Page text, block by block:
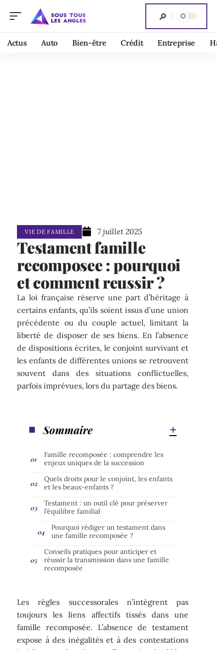
Actus Auto Bien-être Crédit Entreprise
VIE DE FAMILLE 7 juillet 2025
Testament famille
recomposee : pourquoi
et comment reussir ?
La loi française réserve une part d’héritage à
certains enfants, qu’ils soient issus d’une union
précédente ou du couple actuel, limitant la
liberté de disposer de ses biens. En l’absence
de dispositions écrites, le conjoint survivant et
les enfants de différentes unions se retrouvent
souvent dans des situations conflictuelles,
parfois imprévues, lors du partage des biens.
Sommaire
Famille recomposée : comprendre les
enjeux uniques de la succession
Quels droits pour le conjoint, les enfants
et les beaux-enfants ?
Testament : un outil clé pour préserver
l’équilibre familial
Pourquoi rédiger un testament dans
une famille recomposée ?
Conseils pratiques pour anticiper et
réussir la transmission dans une famille
recomposée
Les règles successorales n’intègrent pas
toujours les liens affectifs tissés dans une
famille recomposée. L’absence de testament
expose à des inégalités et à des contestations